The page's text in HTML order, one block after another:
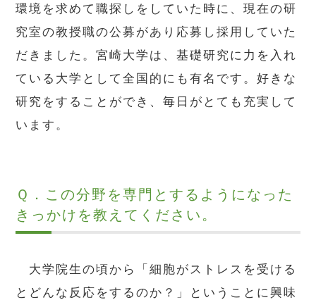
環境を求めて職探しをしていた時に、現在の研
究室の教授職の公募があり応募し採用していた
だきました。宮崎大学は、基礎研究に力を入れ
ている大学として全国的にも有名です。好きな
研究をすることができ、毎日がとても充実して
います。
Ｑ．この分野を専門とするようになった
きっかけを教えてください。
大学院生の頃から「細胞がストレスを受ける
とどんな反応をするのか？」ということに興味